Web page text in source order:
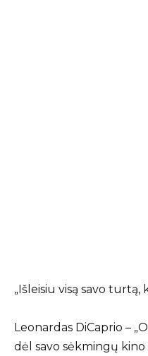
„Išleisiu visą savo turtą,
Leonardas DiCaprio –
dėl savo sėkmingų